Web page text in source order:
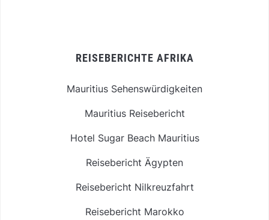
REISEBERICHTE AFRIKA
Mauritius Sehenswürdigkeiten
Mauritius Reisebericht
Hotel Sugar Beach Mauritius
Reisebericht Ägypten
Reisebericht Nilkreuzfahrt
Reisebericht Marokko